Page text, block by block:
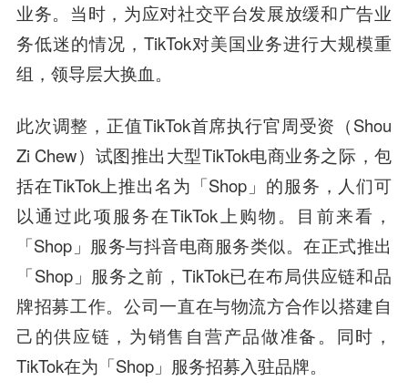
业务。当时，为应对社交平台发展放缓和广告业
务低迷的情况，TikTok对美国业务进行大规模重
组，领导层大换血。
此次调整，正值TikTok首席执行官周受资（Shou
Zi Chew）试图推出大型TikTok电商业务之际，包
括在TikTok上推出名为「Shop」的服务，人们可
以通过此项服务在TikTok上购物。目前来看，
「Shop」服务与抖音电商服务类似。在正式推出
「Shop」服务之前，TikTok已在布局供应链和品
牌招募工作。公司一直在与物流方合作以搭建自
己的供应链，为销售自营产品做准备。同时，
TikTok在为「Shop」服务招募入驻品牌。